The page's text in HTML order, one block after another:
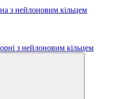
з нейлоновим кільцем